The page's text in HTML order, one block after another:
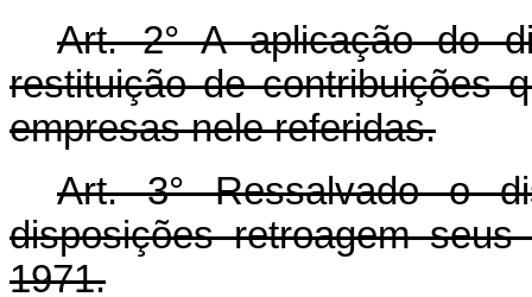
Art. 2° A aplicação do
restituição de contribuições
empresas nele referidas.
Art. 3° Ressalvado o
disposições retroagem
1971.